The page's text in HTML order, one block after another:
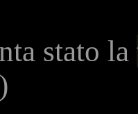
stato la